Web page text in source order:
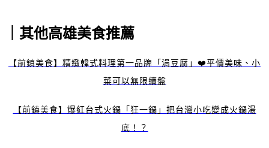
｜其他高雄美食推薦
【前鎮美食】精緻韓式料理第一品牌「涓豆腐」❤️平價美味、小
菜可以無限續盤
【前鎮美食】爆紅台式火鍋「狂一鍋」把台灣小吃變成火鍋湯
底！？